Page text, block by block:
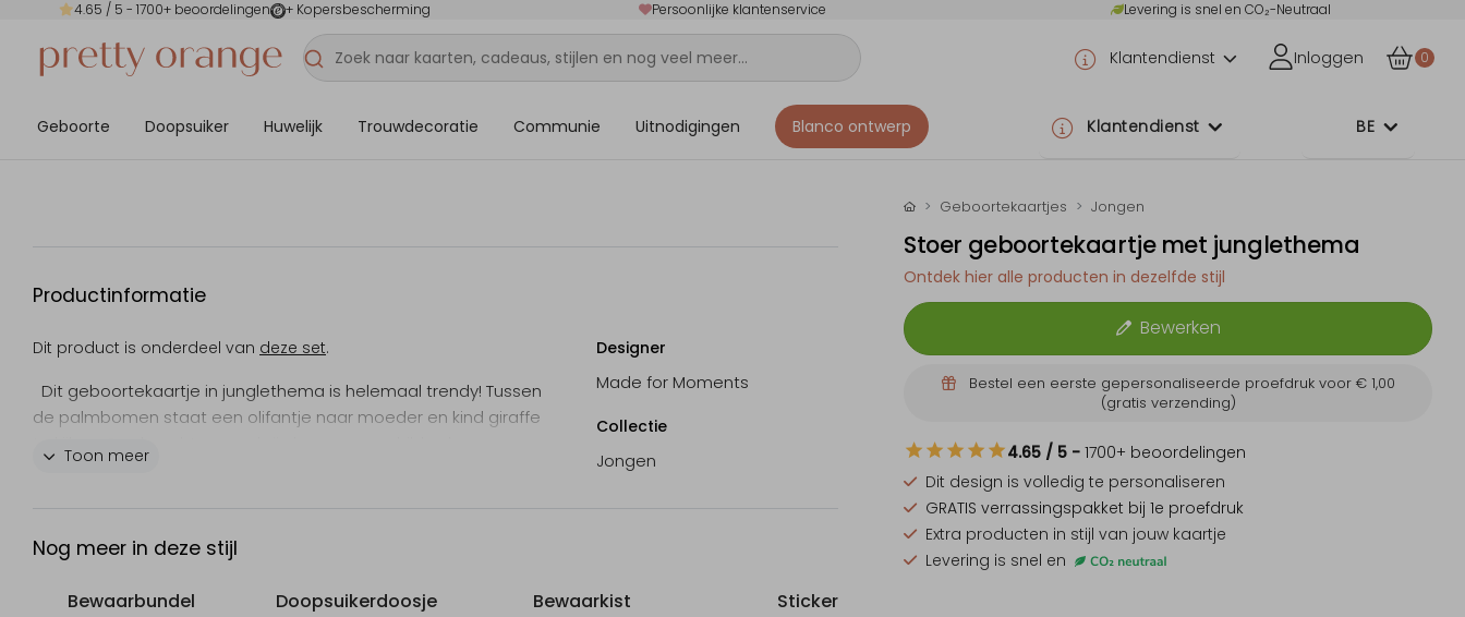
4.65 / 5 - 1700+ beoordelingen + Kopersbescherming Persoonlijke klantenservice Levering is snel en CO₂-Neutraal
Klantendienst Inloggen 0
Geboorte Doopsuiker Huwelijk Trouwdecoratie Communie Uitnodigingen Blanco ontwerp Klantendienst BE
Productinformatie
Dit product is onderdeel van deze set.
Dit geboortekaartje in junglethema is helemaal trendy! Tussen
de palmbomen staat een olifantje naar moeder en kind giraffe
Toon meer
Designer
Made for Moments
Collectie
Jongen
Nog meer in deze stijl
Bewaarbundel Doopsuikerdoosje Bewaarkist Sticker
Geboortekaartjes Jongen
Stoer geboortekaartje met junglethema
Ontdek hier alle producten in dezelfde stijl
Bewerken
Bestel een eerste gepersonaliseerde proefdruk voor € 1,00
(gratis verzending)
4.65 / 5 - 1700+ beoordelingen
Dit design is volledig te personaliseren
GRATIS verrassingspakket bij 1e proefdruk
Extra producten in stijl van jouw kaartje
Levering is snel en